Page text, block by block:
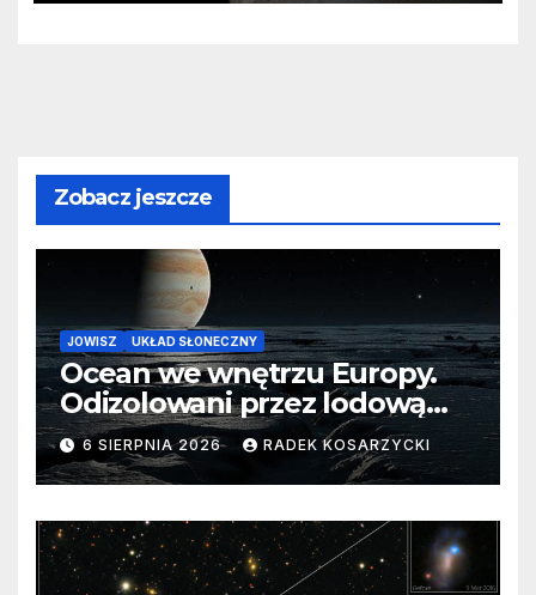
Zobacz jeszcze
JOWISZ UKŁAD SŁONECZNY
Ocean we wnętrzu Europy.
Odizolowani przez lodową
barierę
6 SIERPNIA 2026 RADEK KOSARZYCKI